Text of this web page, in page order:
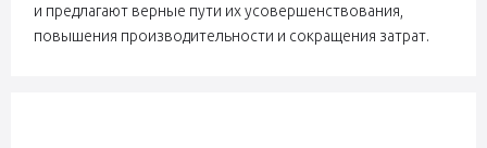
и предлагают верные пути их усовершенствования,
повышения производительности и сокращения затрат.